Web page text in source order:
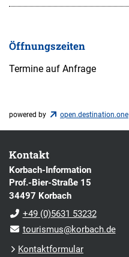
Öffnungszeiten
Termine auf Anfrage
powered by open.destination.one
Kontakt
Korbach-Information
Prof.-Bier-Straße 15
34497 Korbach
+49 (0)5631 53232
tourismus@korbach.de
Kontaktformular